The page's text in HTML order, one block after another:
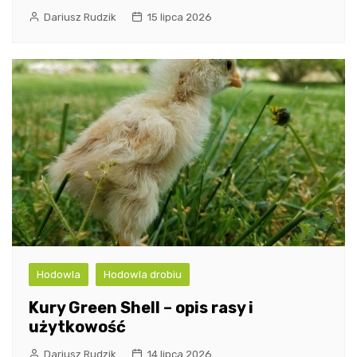
Dariusz Rudzik 15 lipca 2026
Hodowla Hodowla drobiu
Kury Green Shell – opis rasy i
użytkowość
Dariusz Rudzik 14 lipca 2026